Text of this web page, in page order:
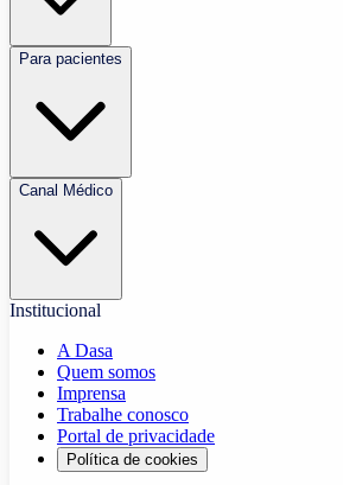
Para pacientes
Canal Médico
Institucional
A Dasa
Quem somos
Imprensa
Trabalhe conosco
Portal de privacidade
Política de cookies